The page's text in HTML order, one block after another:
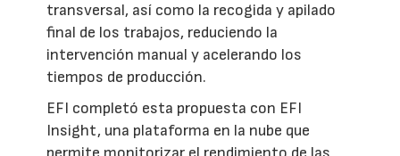
transversal, así como la recogida y apilado
final de los trabajos, reduciendo la
intervención manual y acelerando los
tiempos de producción.
EFI completó esta propuesta con EFI
Insight, una plataforma en la nube que